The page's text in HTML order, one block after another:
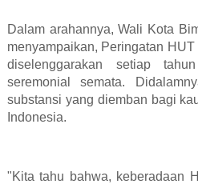
Dalam arahannya, Wali Kota
menyampaikan, Peringatan
diselenggarakan setiap
seremonial semata.
substansi yang diemban bagi
Indonesia.
"Kita tahu bahwa, keberadaan